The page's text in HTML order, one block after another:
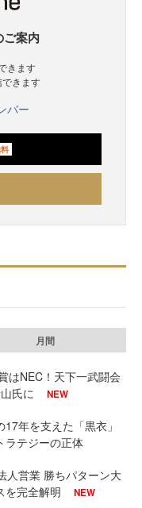
ご案内
きます
できます
バー
月間
はNEC！天下一武闘会
氏に
NEW
年を支えた「黒衣」
ラテジーの正体
人営業 勝ちパターン大
を完全解明
NEW